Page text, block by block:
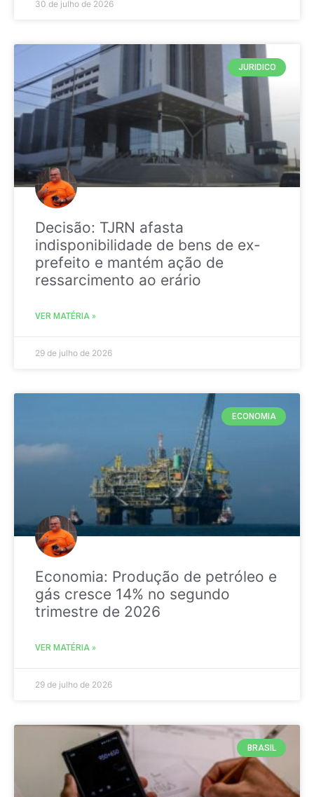
30 de julho de 2026
JURIDICO
Decisão: TJRN afasta
indisponibilidade de bens de ex-
prefeito e mantém ação de
ressarcimento ao erário
VER MATÉRIA »
29 de julho de 2026
ECONOMIA
Economia: Produção de petróleo e
gás cresce 14% no segundo
trimestre de 2026
VER MATÉRIA »
29 de julho de 2026
BRASIL